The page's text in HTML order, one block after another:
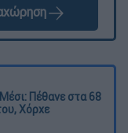
Πέθανε στα 68
Χόρχε